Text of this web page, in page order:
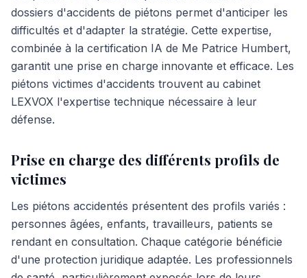
dossiers d'accidents de piétons permet d'anticiper les
difficultés et d'adapter la stratégie. Cette expertise,
combinée à la certification IA de Me Patrice Humbert,
garantit une prise en charge innovante et efficace. Les
piétons victimes d'accidents trouvent au cabinet
LEXVOX l'expertise technique nécessaire à leur
défense.
Prise en charge des différents profils de
victimes
Les piétons accidentés présentent des profils variés :
personnes âgées, enfants, travailleurs, patients se
rendant en consultation. Chaque catégorie bénéficie
d'une protection juridique adaptée. Les professionnels